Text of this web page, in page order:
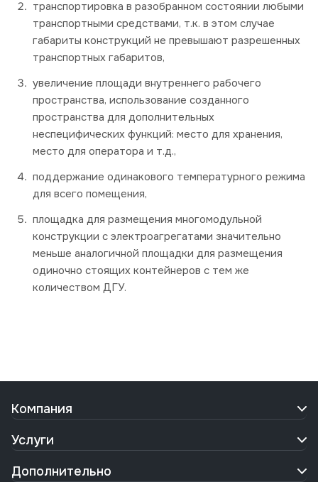
транспортировка в разобранном состоянии любыми
транспортными средствами, т.к. в этом случае
габариты конструкций не превышают разрешенных
транспортных габаритов,
увеличение площади внутреннего рабочего
пространства, использование созданного
пространства для дополнительных
неспецифических функций: место для хранения,
место для оператора и т.д.,
поддержание одинакового температурного режима
для всего помещения,
площадка для размещения многомодульной
конструкции с электроагрегатами значительно
меньше аналогичной площадки для размещения
одиночно стоящих контейнеров с тем же
количеством ДГУ.
Компания
Услуги
Дополнительно